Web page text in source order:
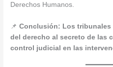
Derechos Humanos.
📌Conclusión: Los tribunales
del derecho al secreto de las
control judicial en las